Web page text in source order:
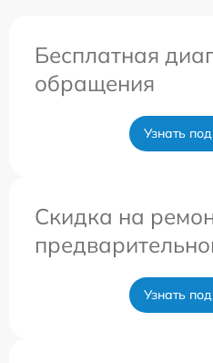
Бесплатная
обращения
Узнать
Скидка на
Узнать